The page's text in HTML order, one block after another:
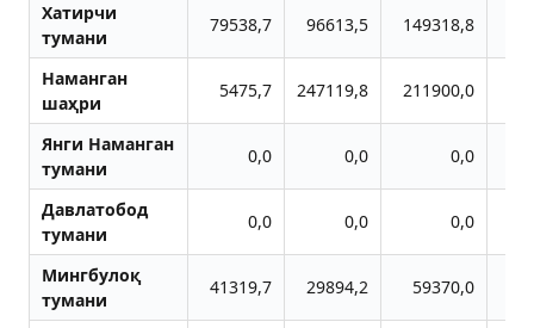
Хатирчи
тумани
79538,7 96613,5 149318,8
Наманган
шаҳри
5475,7 247119,8 211900,0
Янги Наманган
тумани
0,0 0,0 0,0
Давлатобод
тумани
0,0 0,0 0,0
Мингбулоқ
тумани
41319,7 29894,2 59370,0